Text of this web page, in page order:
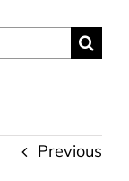
Previous